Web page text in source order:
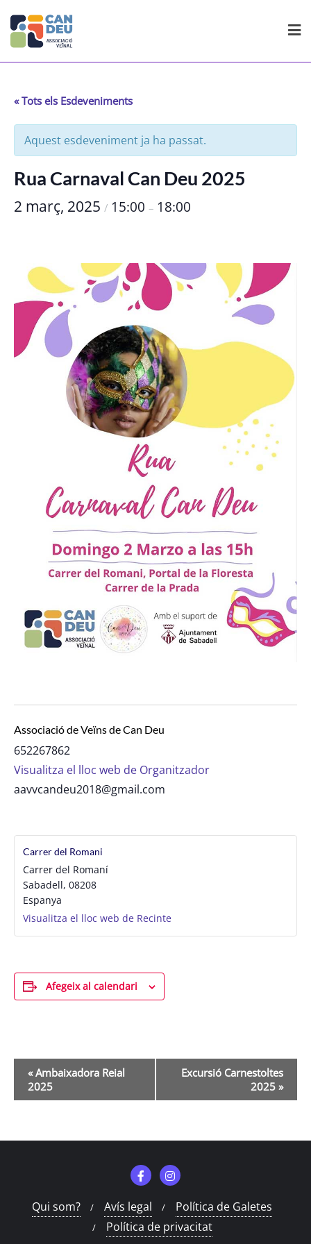
content
« Tots els Esdeveniments
Aquest esdeveniment ja ha passat.
Rua Carnaval Can Deu 2025
2 març, 2025 / 15:00 – 18:00
Associació de Veïns de Can Deu
652267862
Visualitza el lloc web de Organitzador
aavvcandeu2018@gmail.com
Carrer del Romani
Carrer del Romaní
Sabadell, 08208
Espanya
Visualitza el lloc web de Recinte
Afegeix al calendari
Navegació
d'Esdeveniment
«Ambaixadora Reial
2025
Excursió Carnestoltes
2025 »
Qui som? Avís legal
Política de Galetes
Política de privacitat